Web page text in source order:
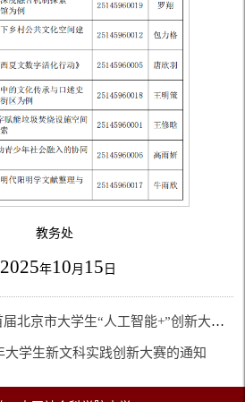
教务处
2025年10 月 15 日
京市大学生“人工智能+”创新大赛的通知
大学生新文科实践创新大赛的通知